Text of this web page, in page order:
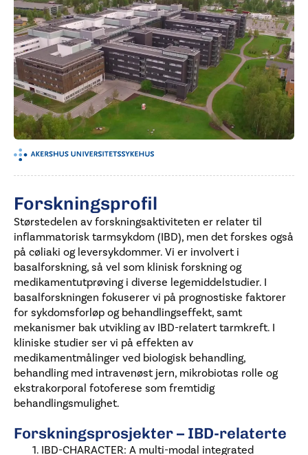
Forskningsprofil
Størstedelen av forskningsaktiviteten er relater til
inflammatorisk tarmsykdom (IBD), men det forskes også
på cøliaki og leversykdommer. Vi er involvert i
basalforskning, så vel som klinisk forskning og
medikamentutprøving i diverse legemiddelstudier. I
basalforskningen fokuserer vi på prognostiske faktorer
for sykdomsforløp og behandlingseffekt, samt
mekanismer bak utvikling av IBD-relatert tarmkreft. I
kliniske studier ser vi på effekten av
medikamentmålinger ved biologisk behandling,
behandling med intravenøst jern, mikrobiotas rolle og
ekstrakorporal fotoferese som fremtidig
behandlingsmulighet.
Forskningsprosjekter – IBD-relaterte
IBD-CHARACTER: A multi-modal integrated